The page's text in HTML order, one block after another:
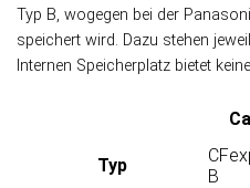
Typ B, wo­ge­gen bei der
speichert wird. Dazu stehen
Inter­nen Speicher­platz bie­tet
Typ
B